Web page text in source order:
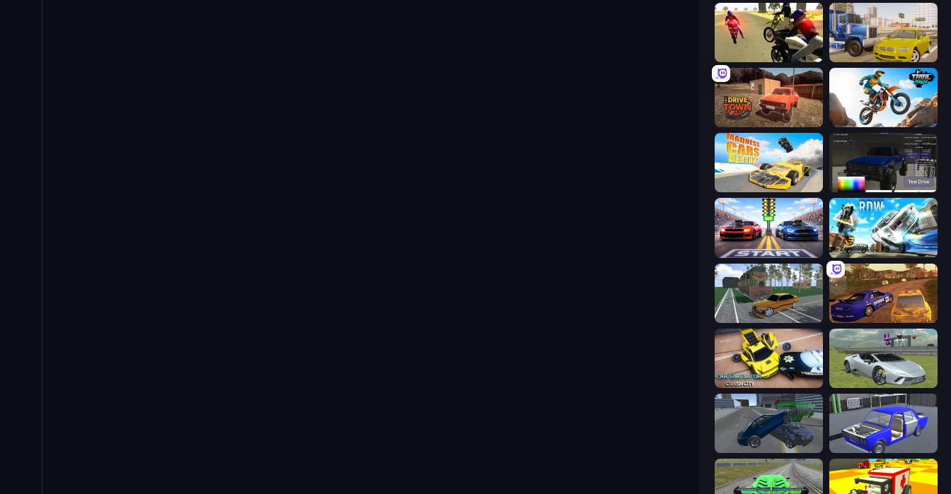
3D Moto Simulator 2 Crazy Car Stunts
DriveTown Trial Mania
Madness Cars Destroy Car Inspector: Truck
Street Racer 2 Real Drift World
Obby: Car Crash Sandbox Dirt Rally Driver HD
Car Simulator: Crash City Sports Cars Driver
Offroader V6 Taz Mechanic Simulator